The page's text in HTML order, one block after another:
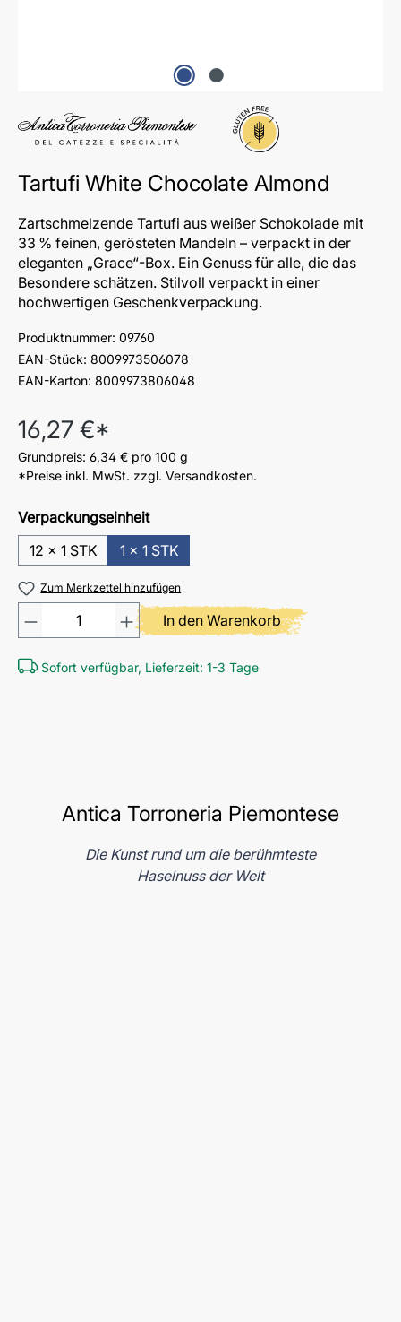
Glutenfrei
Tartufi White Chocolate Almond
Zartschmelzende Tartufi aus weißer Schokolade mit
33 % feinen, gerösteten Mandeln – verpackt in der
eleganten „Grace“-Box. Ein Genuss für alle, die das
Besondere schätzen. Stilvoll verpackt in einer
hochwertigen Geschenkverpackung.
Produktnummer: 09760
EAN-Stück: 8009973506078
EAN-Karton: 8009973806048
Regulärer Preis:
16,27 €*
Grundpreis: 6,34 € pro 100 g
*Preise inkl. MwSt. zzgl. Versandkosten.
Verpackungseinheit
12 x 1 STK
1 x 1 STK
Zum Merkzettel hinzufügen
Produkt Anzahl: Gib den
In den Warenkorb
Sofort verfügbar, Lieferzeit: 1-3 Tage
Antica Torroneria Piemontese
Die Kunst rund um die berühmteste
Haselnuss der Welt